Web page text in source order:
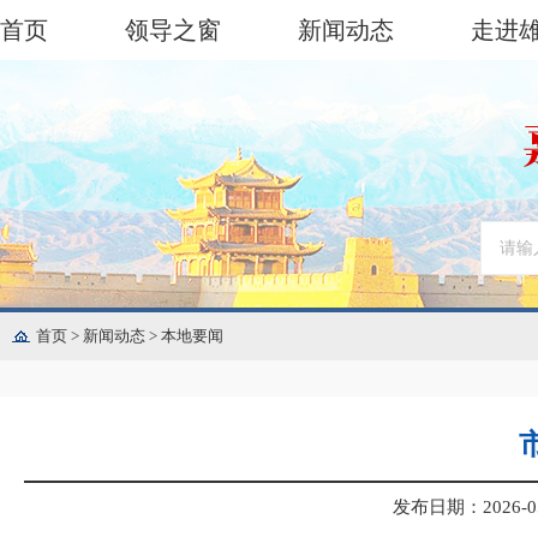
首页 领导之窗 新闻动态 走进
首页 > 新闻动态 > 本地要闻
发布日期：2026-